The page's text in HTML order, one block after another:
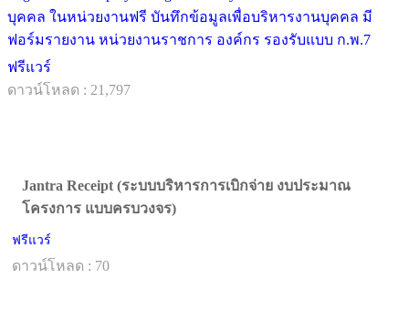
บุคคล ในหน่วยงานฟรี บันทึกข้อมูลเพื่อบริหารงานบุคคล มี
ฟอร์มรายงาน หน่วยงานราชการ องค์กร รองรับแบบ ก.พ.7
ฟรีแวร์
ดาวน์โหลด : 21,797
Jantra Receipt (ระบบบริหารการเบิกจ่าย งบประมาณ
โครงการ แบบครบวงจร)
ฟรีแวร์
ดาวน์โหลด : 70